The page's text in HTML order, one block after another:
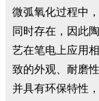
微弧氧化过程中
同时存在，因此
艺在笔电上应用
致的外观、耐磨
并具有环保特性